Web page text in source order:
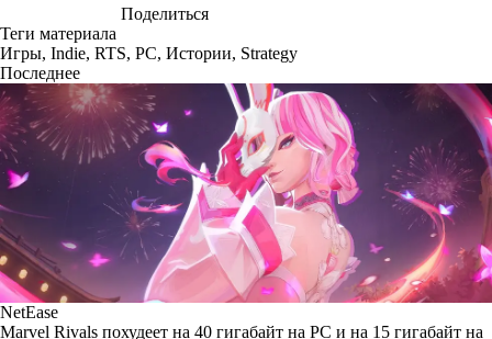
Поделиться
Теги материала
Игры, Indie, RTS, PC, Истории, Strategy
Последнее
NetEase
Marvel Rivals похудеет на 40 гигабайт на PC и на 15 гигабайт на